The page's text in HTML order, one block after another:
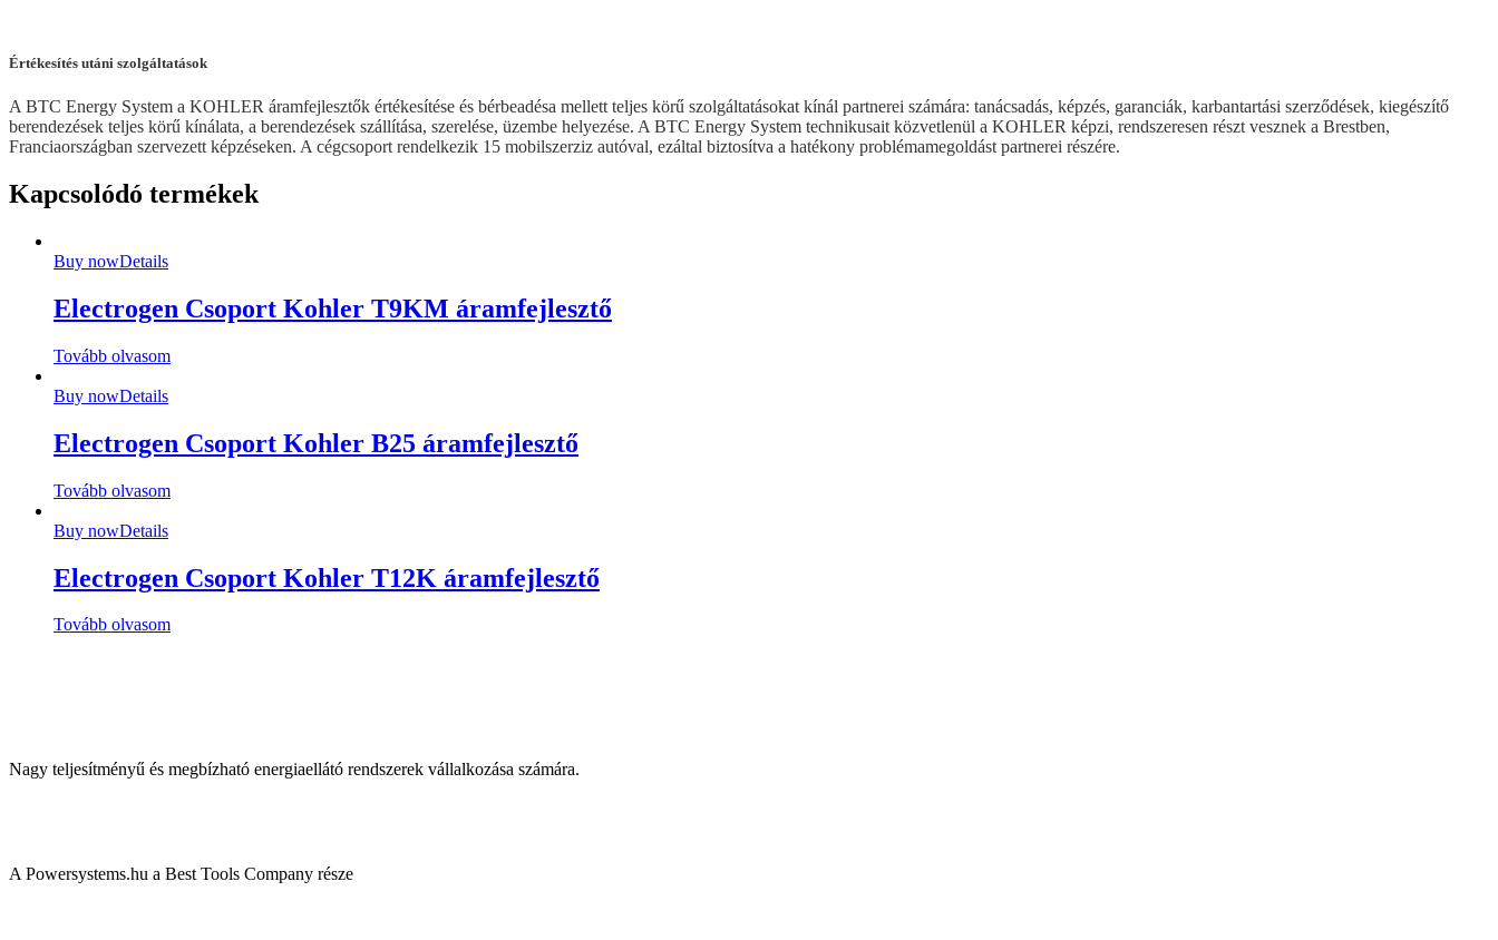
Értékesítés utáni szolgáltatások
A BTC Energy System a KOHLER áramfejlesztők értékesítése és bérbeadésa mellett teljes körű szolgáltatásokat kínál partnerei számára: tanácsadás, képzés, garanciák, karbantartási szerződések, kiegészítő
berendezések teljes körű kínálata, a berendezések szállítása, szerelése, üzembe helyezése. A BTC Energy System technikusait közvetlenül a KOHLER képzi, rendszeresen részt vesznek a Brestben,
Franciaországban szervezett képzéseken. A cégcsoport rendelkezik 15 mobilszerziz autóval, ezáltal biztosítva a hatékony problémamegoldást partnerei részére.
Kapcsolódó termékek
Buy nowDetails
Electrogen Csoport Kohler T9KM áramfejlesztő
Tovább olvasom
Buy nowDetails
Electrogen Csoport Kohler B25 áramfejlesztő
Tovább olvasom
Buy nowDetails
Electrogen Csoport Kohler T12K áramfejlesztő
Tovább olvasom
Nagy teljesítményű és megbízható energiaellátó rendszerek vállalkozása számára.
A Powersystems.hu a Best Tools Company része